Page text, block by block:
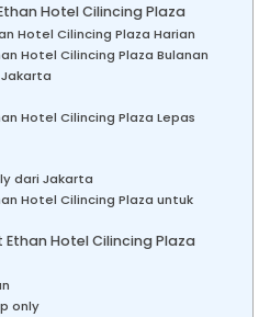
Hotel Cilincing Plaza
Hotel Cilincing Plaza Harian
Hotel Cilincing Plaza Bulanan
Hotel Cilincing Plaza Lepas
dari Jakarta
Hotel Cilincing Plaza untuk
Hotel Cilincing Plaza
only